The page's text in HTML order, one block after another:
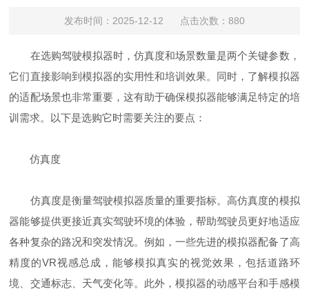
发布时间：2025-12-12 点击次数：880
在选购驾驶模拟器时，仿真度和场景数量是两个关键参数，
它们直接影响到模拟器的实用性和培训效果。同时，了解模拟器
的适配场景也非常重要，这有助于确保模拟器能够满足特定的培
训需求。以下是选购它时需要关注的要点：
仿真度
仿真度是衡量驾驶模拟器质量的重要指标。高仿真度的模拟
器能够提供更接近真实驾驶环境的体验，帮助驾驶员更好地适应
各种复杂的路况和突发情况。例如，一些先进的模拟器配备了高
精度的VR视感总成，能够模拟真实的视觉效果，包括道路环
境、交通标志、天气变化等。此外，模拟器的动感平台和手感模